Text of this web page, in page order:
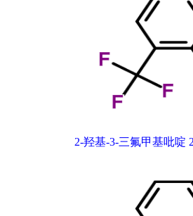
2-羟基-3-三氟甲基吡啶